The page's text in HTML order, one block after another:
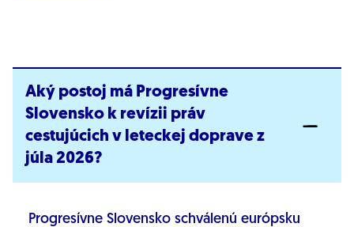
Aký postoj má Progresívne
Slovensko k revízii práv
cestujúcich v leteckej doprave z
júla 2026?
Progresívne Slovensko schválenú európsku